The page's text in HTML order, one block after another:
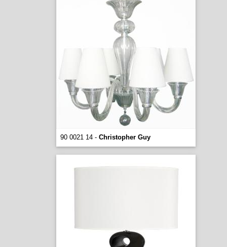
90 0021 14 - Christopher Guy